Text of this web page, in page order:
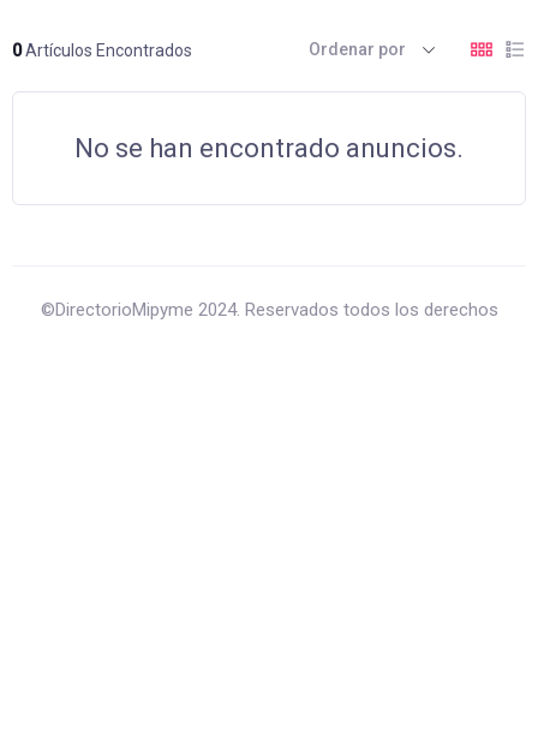
0Artículos Encontrados Ordenar por
No se han encontrado anuncios.
©DirectorioMipyme 2024. Reservados todos los derechos